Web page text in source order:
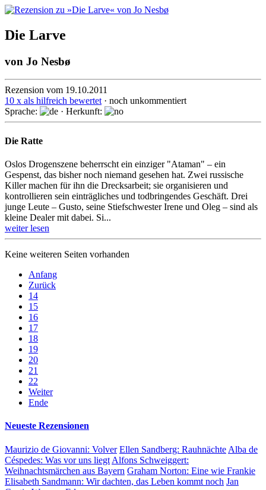
Die Larve
von Jo Nesbø
Rezension vom 19.10.2011
10 x als hilfreich bewertet· noch unkommentiert
Sprache:
· Herkunft:
Die Ratte
Oslos Drogenszene beherrscht ein einziger "Ataman" – ein
Gespenst, das bisher noch niemand gesehen hat. Zwei russische
Killer machen für ihn die Drecksarbeit; sie organisieren und
kontrollieren sein einträgliches und todbringendes Geschäft. Drei
junge Leute – Gusto, seine Stiefschwester Irene und Oleg – sind als
kleine Dealer mit dabei. Si...
weiter lesen
Keine weiteren Seiten vorhanden
Anfang
Zurück
14
15
16
17
18
19
20
21
22
Weiter
Ende
Neueste Rezensionen
Maurizio de Giovanni: Volver Ellen Sandberg: Rauhnächte Alba de
Céspedes: Was vor uns liegt Alfons Schweiggert:
Weihnachtsmärchen aus Bayern Graham Norton: Eine wie Frankie
Elisabeth Sandmann: Wir dachten, das Leben kommt noch Jan